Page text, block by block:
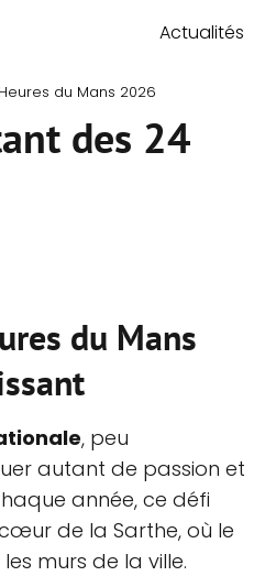
Actualités
du Mans 2026
des 24
du Mans
, peu
autant de passion et
année, ce défi
de la Sarthe, où le
murs de la ville.